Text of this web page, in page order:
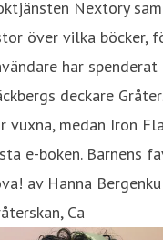
Nextory
över vilka böcker,
har
deckare
vuxna, medan Iron
e-boken. Barnens
av Hanna
Ca